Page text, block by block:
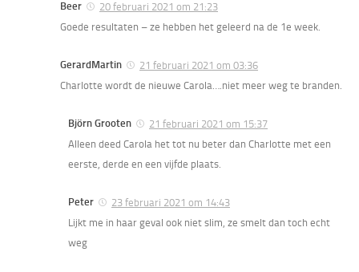
Beer
20 februari 2021 om 21:23
Goede resultaten – ze hebben het geleerd na de 1e week.
GerardMartin
21 februari 2021 om 03:36
Charlotte wordt de nieuwe Carola….niet meer weg te branden.
Björn Grooten
21 februari 2021 om 15:37
Alleen deed Carola het tot nu beter dan Charlotte met een
eerste, derde en een vijfde plaats.
Peter
23 februari 2021 om 14:43
Lijkt me in haar geval ook niet slim, ze smelt dan toch echt
weg